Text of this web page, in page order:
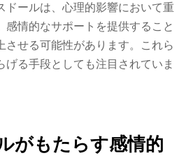
ドールは、心理的影響において重
感情的なサポートを提供すること
させる可能性があります。これら
げる手段としても注目されていま
がもたらす感情的